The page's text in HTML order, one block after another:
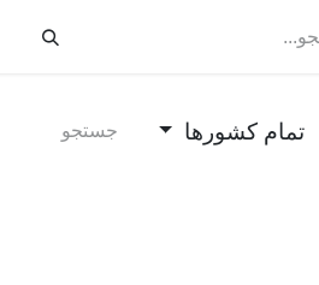
test
تمام کشورها